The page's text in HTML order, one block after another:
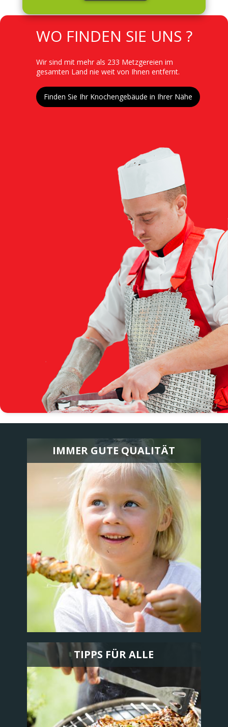
TITRE
WO FINDEN SIE UNS ?
Contenu
Wir sind mit mehr als 233 Metzgereien im
gesamten Land nie weit von Ihnen entfernt.
Finden Sie Ihr Knochengebäude in Ihrer Nähe
IMMER GUTE QUALITÄT
TIPPS FÜR ALLE